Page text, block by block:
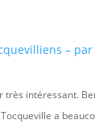
–
très intéressant.
a